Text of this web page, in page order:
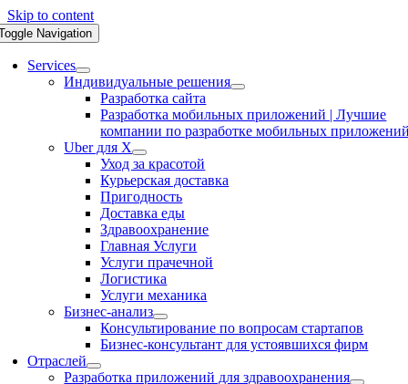
Skip to content
Navigation
Services
Индивидуальные решения
Разработка сайта
Разработка мобильных приложений | Лучшие
компании по разработке мобильных
Uber для X
Уход за красотой
Курьерская доставка
Пригодность
Доставка еды
Здравоохранение
Главная Услуги
Услуги прачечной
Логистика
Услуги механика
Бизнес-анализ
Консультирование по вопросам стартапов
Бизнес-консультант для устоявшихся фирм
Отраслей
Разработка приложений для здравоохранения